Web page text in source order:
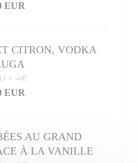
EUR
CITRON, VODKA
+ 4€
EUR
AU GRAND
À LA VANILLE